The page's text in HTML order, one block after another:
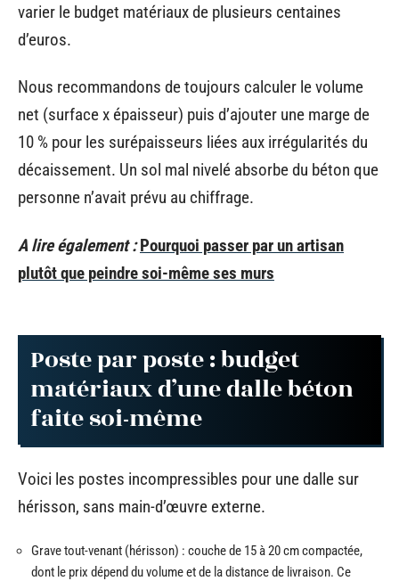
varier le budget matériaux de plusieurs centaines
d’euros.
Nous recommandons de toujours calculer le volume
net (surface x épaisseur) puis d’ajouter une marge de
10 % pour les surépaisseurs liées aux irrégularités du
décaissement. Un sol mal nivelé absorbe du béton que
personne n’avait prévu au chiffrage.
A lire également : Pourquoi passer par un artisan
plutôt que peindre soi-même ses murs
Poste par poste : budget
matériaux d’une dalle béton
faite soi-même
Voici les postes incompressibles pour une dalle sur
hérisson, sans main-d’œuvre externe.
Grave tout-venant (hérisson) : couche de 15 à 20 cm compactée,
dont le prix dépend du volume et de la distance de livraison. Ce